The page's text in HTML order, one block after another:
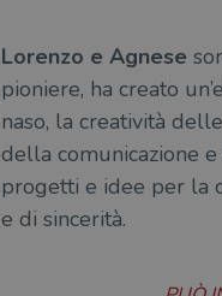
Lorenzo e Agnese
pioniere, ha creato
naso, la creatività
della comunicazione
progetti e idee per la
e di sincerità.